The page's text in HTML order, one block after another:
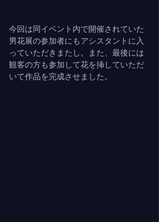
今回は同イベント内で開催されていた
男花展の参加者にもアシスタントに入
っていただきまたし。また、最後には
観客の方も参加して花を挿していただ
いて作品を完成させました。